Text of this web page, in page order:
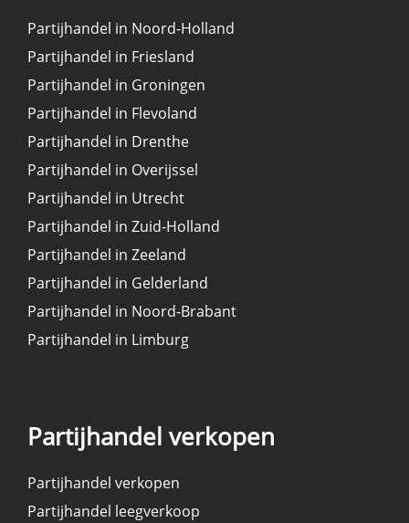
Partijhandel in Noord-Holland
Partijhandel in Friesland
Partijhandel in Groningen
Partijhandel in Flevoland
Partijhandel in Drenthe
Partijhandel in Overijssel
Partijhandel in Utrecht
Partijhandel in Zuid-Holland
Partijhandel in Zeeland
Partijhandel in Gelderland
Partijhandel in Noord-Brabant
Partijhandel in Limburg
Partijhandel verkopen
Partijhandel verkopen
Partijhandel leegverkoop